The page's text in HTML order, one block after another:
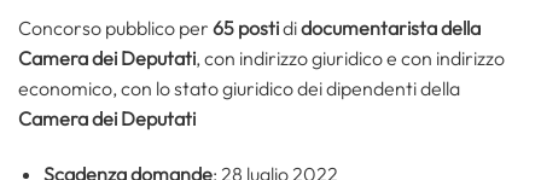
Concorso pubblico per 65 postididocumentarista della
Camera dei Deputati, con indirizzo giuridico e con indirizzo
economico, con lo stato giuridico dei dipendenti della
Camera dei Deputati
Scadenza domande: 28 luglio 2022